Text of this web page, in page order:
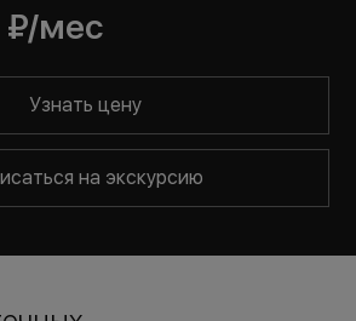
₽/мес
Узнать цену
на экскурсию